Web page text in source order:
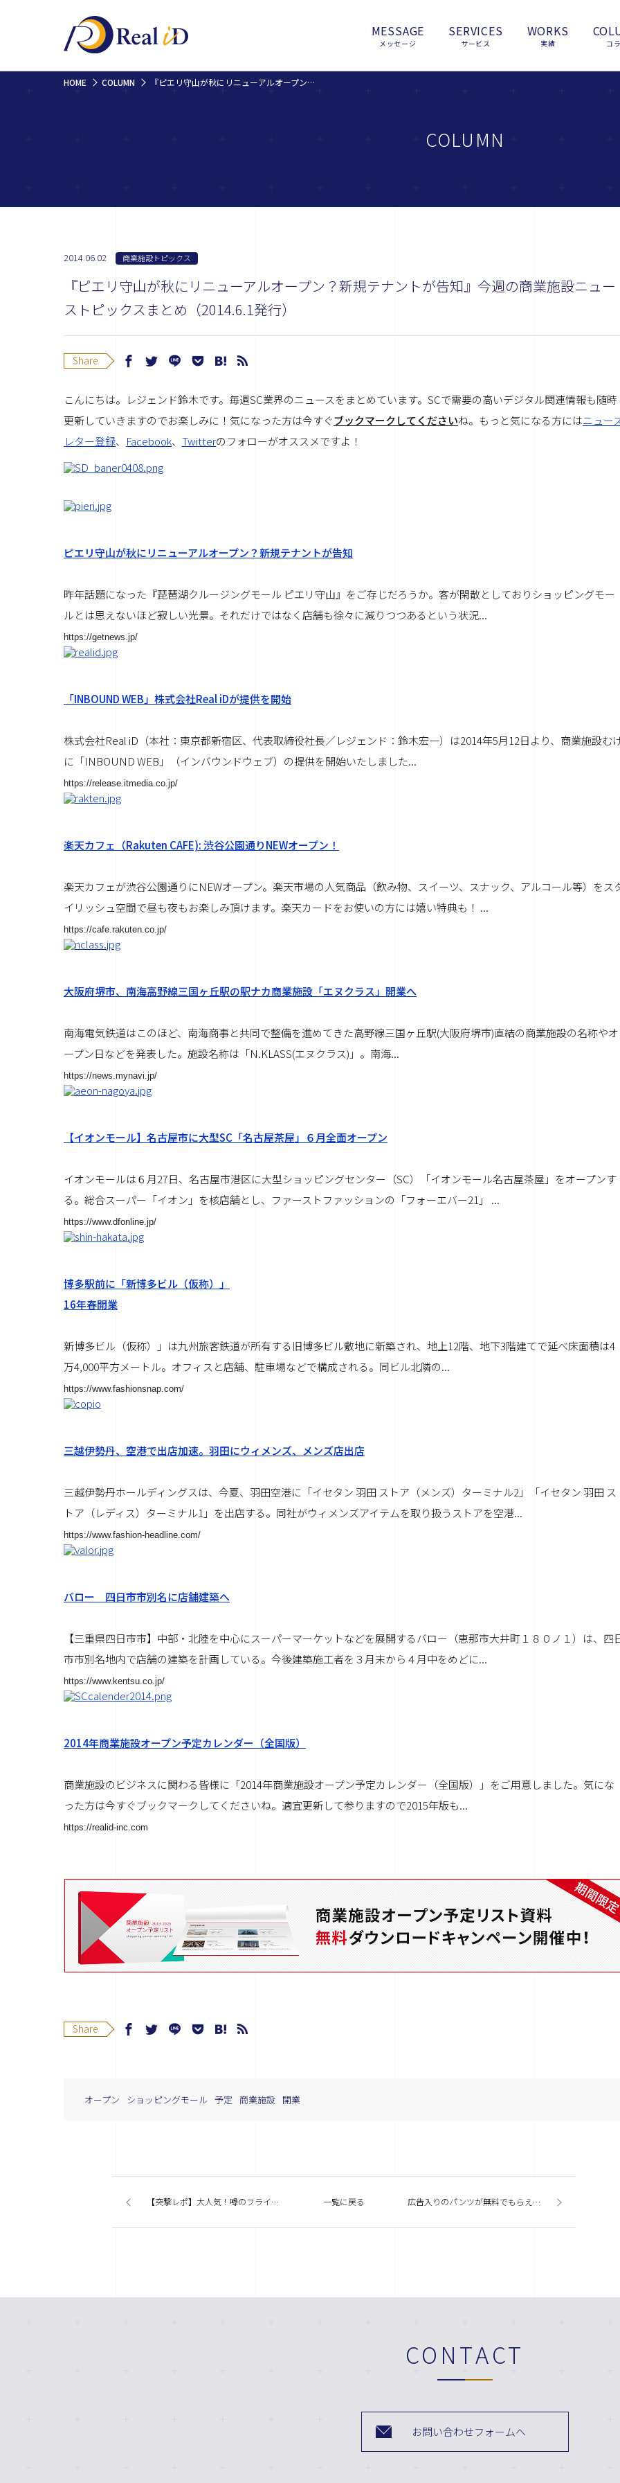
MESSAGE
メッセージ
SERVICES
サービス
WORKS
実績 コ
HOME COLUMN 『ピエリ守山が秋にリニューアルオープン？新規テナントが告知』今週の商業施設ニューストピックスまとめ（2014.6.1発行）
COLUMN
2014.06.02 商業施設トピックス
『ピエリ守山が秋にリニューアルオープン？新規テナントが告知』今週の商業施設ニュー
ストピックスまとめ（2014.6.1発行）
Share
こんにちは。レジェンド鈴木です。毎週SC業界のニュースをまとめています。SCで需要の高いデジタル関連情報も随時
更新していきますのでお楽しみに！ 気になった方は今すぐブックマークしてくださいね。もっと気になる方にはニュー
レター登録、 Facebook、 Twitterのフォローがオススメですよ！
ピエリ守山が秋にリニューアルオープン？新規テナントが告知
昨年話題になった『琵琶湖クルージングモール ピエリ守山』をご存じだろうか。客が閑散としておりショッピングモー
ルとは思えないほど寂しい光景。それだけではなく店舗も徐々に減りつつあるという状況...
https://getnews.jp/
「INBOUND WEB」株式会社Real iDが提供を開始
株式会社Real iD（本社：東京都新宿区、代表取締役社長／レジェンド：鈴木宏一）は2014年5月12日より、商業施設む
に「INBOUND WEB」（インバウンドウェブ）の提供を開始いたしました...
https://release.itmedia.co.jp/
楽天カフェ（Rakuten CAFE): 渋谷公園通りNEWオープン！
楽天カフェが渋谷公園通りにNEWオープン。楽天市場の人気商品（飲み物、スイーツ、スナック、アルコール等）をス
イリッシュ空間で昼も夜もお楽しみ頂けます。楽天カードをお使いの方には嬉い特典も！ ...
https://cafe.rakuten.co.jp/
大阪府堺市、南海高野線三国ヶ丘駅の駅ナカ商業施設「エヌクラス」開業へ
南海電気鉄道はこのほど、南海商事と共同で整備を進めてきた高野線三国ヶ丘駅(大阪府堺市)直結の商業施設の名称やオ
ープン日などを発表した。施設名称は「N.KLASS(エヌクラス)」。南海...
https://news.mynavi.jp/
【イオンモール】名古屋市に大型SC「名古屋茶屋」６月全面オープン
イオンモールは６月27日、名古屋市港区に大型ショッピングセンター（SC）「イオンモール名古屋茶屋」をオープンす
る。総合スーパー「イオン」を核店舗とし、ファーストファッションの「フォーエバー21」 ...
https://www.dfonline.jp/
博多駅前に「新博多ビル（仮称）」
16年春開業
新博多ビル（仮称）」は九州旅客鉄道が所有する旧博多ビル敷地に新築され、地上12階、地下3階建てで延べ床面積は4
万4,000平方メートル。オフィスと店舗、駐車場などで構成される。同ビル北隣の...
https://www.fashionsnap.com/
三越伊勢丹、空港で出店加速。羽田にウィメンズ、メンズ店出店
三越伊勢丹ホールディングスは、今夏、羽田空港に「イセタン 羽田 ストア（メンズ）ターミナル2」「イセタン 羽田 ス
トア（レディス）ターミナル1」を出店する。同社がウィメンズアイテムを取り扱うストアを空港...
https://www.fashion-headline.com/
バロー 四日市市別名に店舗建築へ
【三重県四日市市】中部・北陸を中心にスーパーマーケットなどを展開するバロー（恵那市大井町１８０ノ１）は、四
市市別名地内で店舗の建築を計画している。今後建築施工者を３月末から４月中をめどに...
https://www.kentsu.co.jp/
2014年商業施設オープン予定カレンダー（全国版）
商業施設のビジネスに関わる皆様に「2014年商業施設オープン予定カレンダー（全国版）」をご用意しました。気にな
った方は今すぐブックマークしてくださいね。適宜更新して参りますので2015年版も...
https://realid-inc.com
Share
オープン ショッピングモール 予定 商業施設 開業
【突撃レポ】大人気！噂のフライングタイガーコペンハーゲン＠お台場アクアシティ店に行ってみたッス。 一覧に戻る 広告入りのパンツが無料でもらえる「フリパン」ってなに！？
CONTACT
お問い合わせフォームへ